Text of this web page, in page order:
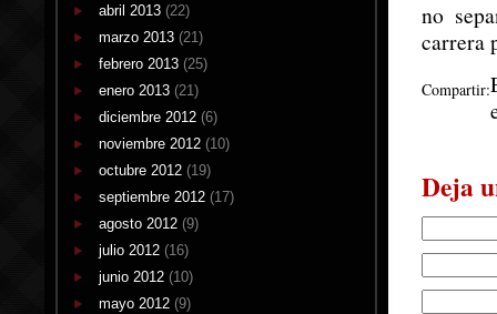
abril 2013 (22)
marzo 2013 (21)
febrero 2013 (25)
enero 2013 (21)
diciembre 2012 (6)
noviembre 2012 (10)
octubre 2012 (19)
septiembre 2012 (17)
agosto 2012 (9)
julio 2012 (16)
junio 2012 (10)
mayo 2012 (9)
no
carrera
Compartir:
Deja